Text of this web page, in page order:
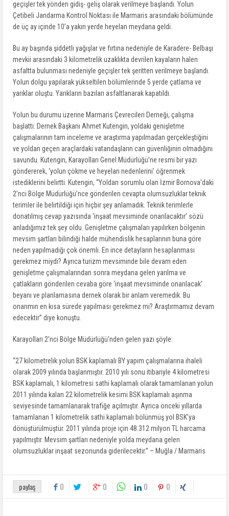
geçişler tek yönden gidiş- geliş olarak verilmeye başlandı. Yolun
Çetibeli Jandarma Kontrol Noktası ile Marmaris arasındaki bölümünde
de üç ay içinde 10’a yakın yerde heyelan meydana geldi.
Bu ay başında şiddetli yağışlar ve fırtına nedeniyle de Karadere- Belbaşı
mevkii arasındaki 3 kilometrelik uzaklıkta devrilen kayaların halen
asfaltta bulunması nedeniyle geçişler tek şeritten verilmeye başlandı.
Yolun dolgu yapılarak yükseltilen bölümlerinde 5 yerde çatlama ve
yarıklar oluştu. Yarıkların bazıları asfaltlanarak kapatıldı.
Yolun bu durumu üzerine Marmaris Çevrecileri Derneği, çalışma
başlattı. Dernek Başkanı Ahmet Kutengin, yoldaki genişletme
çalışmalarının tam inceleme ve araştırma yapılmadan gerçekleştiğini
ve yoldan geçen araçlardaki vatandaşların can güvenliğinin olmadığını
savundu. Kutengin, Karayolları Genel Müdürlüğü’ne resmi bir yazı
göndererek, ‘yolun çökme ve heyelan nedenlerini’ öğrenmek
istediklerini belirtti. Kutengin, “Yoldan sorumlu olan İzmir Bornova’daki
2’nci Bölge Müdürlüğü’nce gönderilen cevapta olumsuzluklar teknik
terimler ile belirtildiği için hiçbir şey anlamadık. Teknik terimlerle
donatılmış cevap yazısında ‘inşaat mevsiminde onarılacaktır’ sözü
anladığımız tek şey oldu. Genişletme çalışmaları yapılırken bölgenin
mevsim şartları bilindiği halde mühendislik hesaplarının buna göre
neden yapılmadığı çok önemli. En ince detayların hesaplanması
gerekmez miydi? Ayrıca turizm mevsiminde bile devam eden
genişletme çalışmalarından sonra meydana gelen yarılma ve
çatlakların gönderilen cevaba göre ‘inşaat mevsiminde onarılacak’
beyanı ve planlamasına dernek olarak bir anlam veremedik. Bu
onarımın en kısa sürede yapılması gerekmez mi? Araştırmamız devam
edecektir” diye konuştu.
Karayolları 2’nci Bölge Müdürlüğü’nden gelen yazı şöyle:
“27 kilometrelik yolun BSK kaplamalı BY yapım çalışmalarına ihaleli
olarak 2009 yılında başlanmıştır. 2010 yılı sonu itibariyle 4 kilometresi
BSK kaplamalı, 1 kilometresi sathi kaplamalı olarak tamamlanan yolun
2011 yılında kalan 22 kilometrelik kesimi BSK kaplamalı aşınma
seviyesinde tamamlanarak trafiğe açılmıştır. Ayrıca önceki yıllarda
tamamlanan 1 kilometrelik sathi kaplamalı bölünmüş yol BSK’ya
dönüştürülmüştür. 2011 yılında proje için 48.312 milyon TL harcama
yapılmıştır. Mevsim şartları nedeniyle yolda meydana gelen
olumsuzluklar inşaat sezonunda giderilecektir.” – Muğla / Marmaris
paylaş 0 0 0 0